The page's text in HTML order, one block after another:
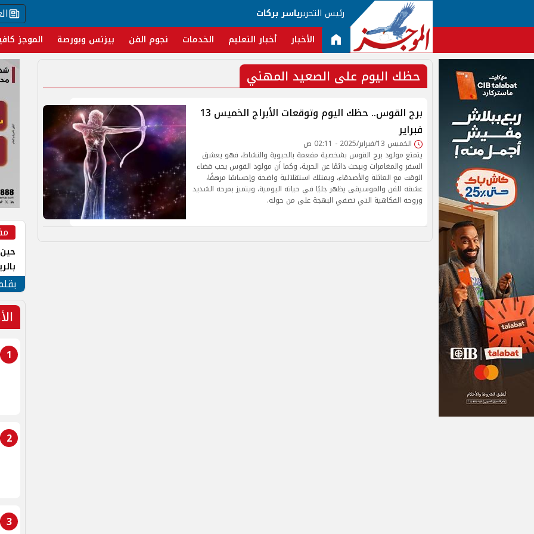
رئيس التحريرياسر بركات
الأخبار أخبار التعليم الخدمات نجوم الفن بيزنس وبورصة الموجز
حظك اليوم على الصعيد المهني
برج القوس.. حظك اليوم وتوقعات الأبراج الخميس 13
فبراير
الخميس 13/فبراير/2025 - 02:11 ص
يتمتع مولود برج القوس بشخصية مفعمة بالحيوية والنشاط، فهو يعشق
السفر والمغامرات ويبحث دائمًا عن الحرية، وكما أن مولود القوس يحب قضاء
الوقت مع العائلة والأصدقاء، ويمتلك استقلالية واضحة وإحساسًا مرهفًا،
عشقه للفن والموسيقى يظهر جليًا في حياته اليومية، ويتميز بمرحه الشديد
وروحه الفكاهية التي تضفي البهجة على من حوله.
1
2
3